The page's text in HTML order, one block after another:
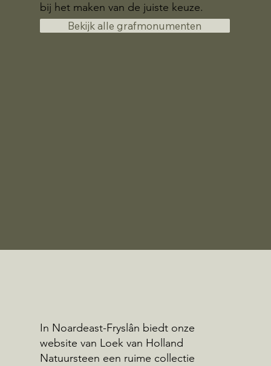
bij het maken van de juiste keuze.
Bekijk alle grafmonumenten
In Noardeast-Fryslân biedt onze
website van Loek van Holland
Natuursteen een ruime collectie